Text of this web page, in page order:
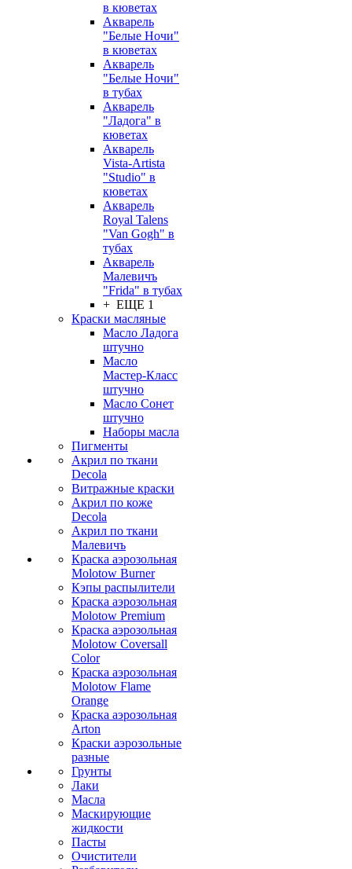
в кюветах
Акварель
"Белые Ночи"
в кюветах
Акварель
"Белые Ночи"
в тубах
Акварель
"Ладога" в
кюветах
Акварель
Vista-Artista
"Studio" в
кюветах
Акварель
Royal Talens
"Van Gogh" в
тубах
Акварель
Малевичъ
"Frida" в тубах
+ ЕЩЕ 1
Краски масляные
Масло Ладога
штучно
Масло
Мастер-Класс
штучно
Масло Сонет
штучно
Наборы масла
Пигменты
Акрил по ткани
Decola
Витражные краски
Акрил по коже
Decola
Акрил по ткани
Малевичъ
Краска аэрозольная
Molotow Burner
Кэпы распылители
Краска аэрозольная
Molotow Premium
Краска аэрозольная
Molotow Coversall
Color
Краска аэрозольная
Molotow Flame
Orange
Краска аэрозольная
Arton
Краски аэрозольные
разные
Грунты
Лаки
Масла
Маскирующие
жидкости
Пасты
Очистители